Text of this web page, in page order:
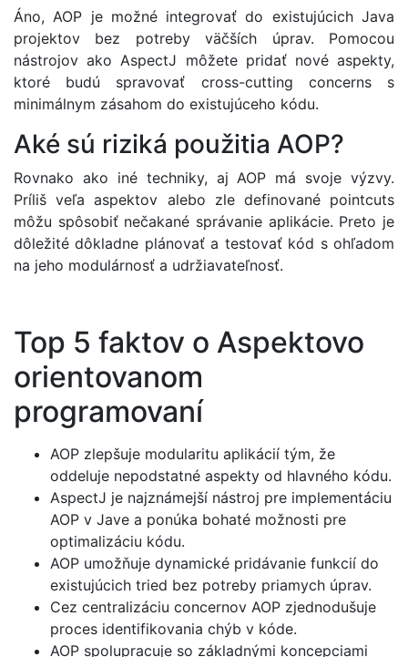
Áno, AOP je možné integrovať do existujúcich Java
projektov bez potreby väčších úprav. Pomocou
nástrojov ako AspectJ môžete pridať nové aspekty,
ktoré budú spravovať cross-cutting concerns s
minimálnym zásahom do existujúceho kódu.
Aké sú riziká použitia AOP?
Rovnako ako iné techniky, aj AOP má svoje výzvy.
Príliš veľa aspektov alebo zle definované pointcuts
môžu spôsobiť nečakané správanie aplikácie. Preto je
dôležité dôkladne plánovať a testovať kód s ohľadom
na jeho modulárnosť a udržiavateľnosť.
Top 5 faktov o Aspektovo
orientovanom
programovaní
AOP zlepšuje modularitu aplikácií tým, že
oddeluje nepodstatné aspekty od hlavného kódu.
AspectJ je najznámejší nástroj pre implementáciu
AOP v Jave a ponúka bohaté možnosti pre
optimalizáciu kódu.
AOP umožňuje dynamické pridávanie funkcií do
existujúcich tried bez potreby priamych úprav.
Cez centralizáciu concernov AOP zjednodušuje
proces identifikovania chýb v kóde.
AOP spolupracuje so základnými koncepciami